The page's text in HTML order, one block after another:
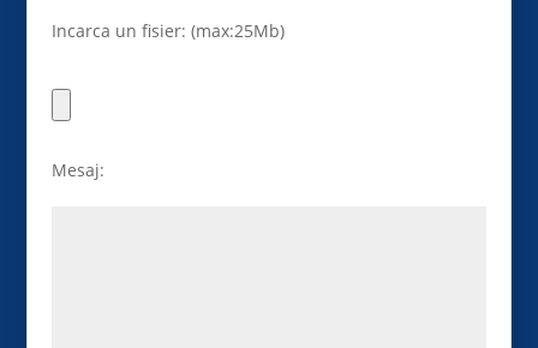
Incarca un fisier: (max:25Mb)
Mesaj: